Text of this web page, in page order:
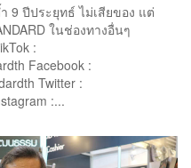
9 ปีประยุทธ์ ไม่เสียของ แต่
ในช่องทางอื่นๆ
:
Facebook :
Twitter :
:...